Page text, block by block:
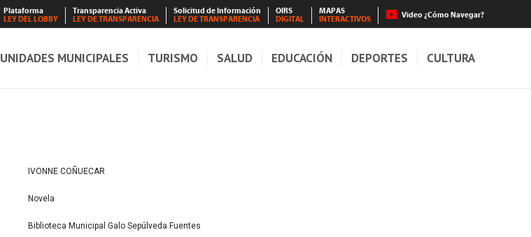
Plataforma
LEY DEL LOBBY
Transparencia Activa
LEY DE TRANSPARENCIA
Solicitud de Información
LEY DE TRANSPARENCIA
OIRS
DIGITAL
MAPAS
INTERACTIVOS
Video ¿Cómo Navegar?
UNIDADES MUNICIPALES TURISMO SALUD EDUCACIÓN DEPORTES CULTURA
IVONNE COÑUECAR
Novela
Biblioteca Municipal Galo Sepúlveda Fuentes